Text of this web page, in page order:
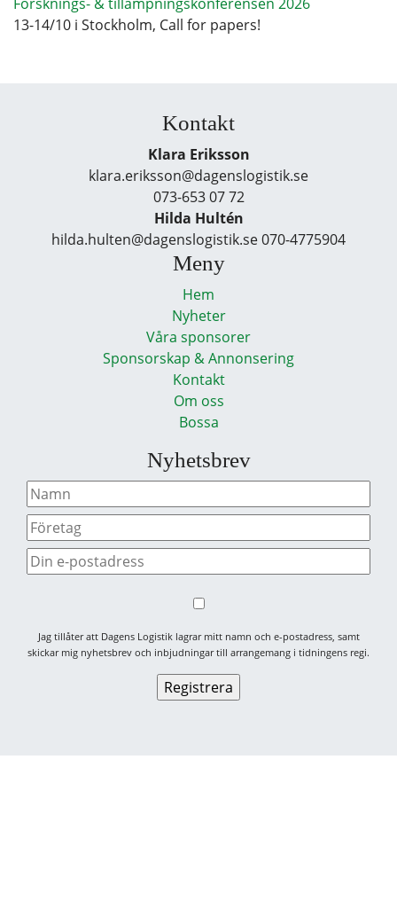
Forsknings- & tillämpningskonferensen 2026
13-14/10 i Stockholm, Call for papers!
Kontakt
Klara Eriksson
klara.eriksson@dagenslogistik.se
073-653 07 72
Hilda Hultén
hilda.hulten@dagenslogistik.se 070-4775904
Meny
Hem
Nyheter
Våra sponsorer
Sponsorskap & Annonsering
Kontakt
Om oss
Bossa
Nyhetsbrev
Jag tillåter att Dagens Logistik lagrar mitt namn och e-postadress, samt
skickar mig nyhetsbrev och inbjudningar till arrangemang i tidningens regi.